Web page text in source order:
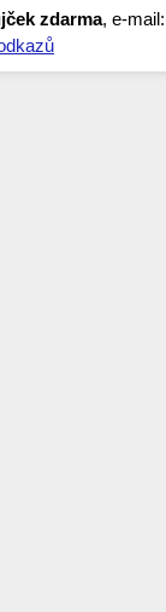
zdarma, e-